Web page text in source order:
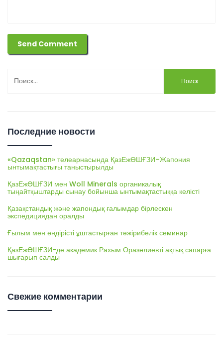
Последние новости
«Qazaqstan» телеарнасында ҚазЕжӨШҒЗИ–Жапония
ынтымақтастығы таныстырылды
ҚазЕжӨШҒЗИ мен Woll Minerals органикалық
тыңайтқыштарды сынау бойынша ынтымақтастыққа келісті
Қазақстандық және жапондық ғалымдар бірлескен
экспедициядан оралды
Ғылым мен өндірісті ұштастырған тәжірибелік семинар
ҚазЕжӨШҒЗИ-де академик Рахым Оразәлиевті ақтық сапарға
шығарып салды
Свежие комментарии